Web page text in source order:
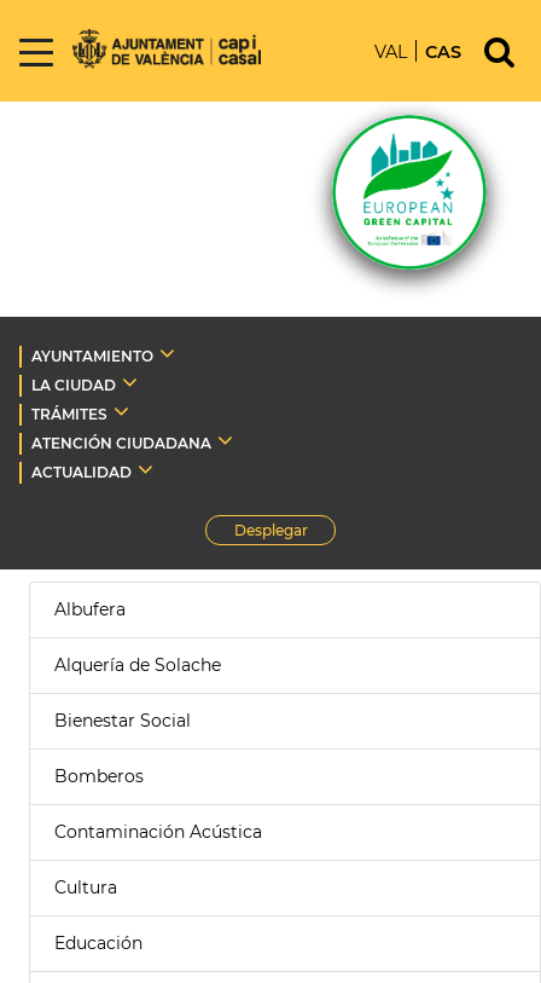
VAL CAS
AYUNTAMIENTO
LA CIUDAD
TRÁMITES
ATENCIÓN CIUDADANA
ACTUALIDAD
Desplegar
Albufera
Alquería de Solache
Bienestar Social
Bomberos
Contaminación Acústica
Cultura
Educación